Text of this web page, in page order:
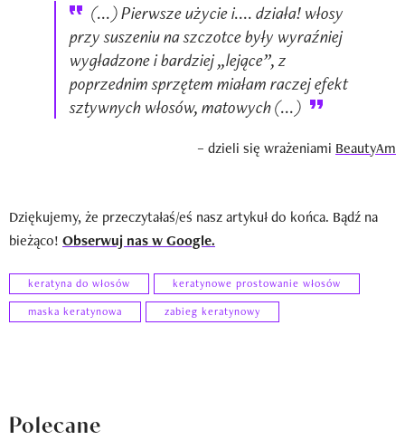
(...) Pierwsze użycie i.... działa! włosy
przy suszeniu na szczotce były wyraźniej
wygładzone i bardziej „lejące”, z
poprzednim sprzętem miałam raczej efekt
sztywnych włosów, matowych (...)
– dzieli się wrażeniami BeautyAm
Dziękujemy, że przeczytałaś/eś nasz artykuł do końca. Bądź na
bieżąco! Obserwuj nas w Google.
keratyna do włosów
keratynowe prostowanie włosów
maska keratynowa
zabieg keratynowy
Polecane